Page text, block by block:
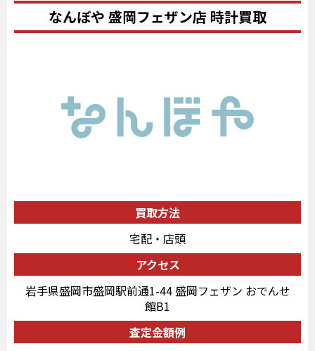
なんぼや 盛岡フェザン店 時計買取
買取方法
宅配・店頭
アクセス
岩手県盛岡市盛岡駅前通1-44 盛岡フェザン おでんせ
館B1
査定金額例